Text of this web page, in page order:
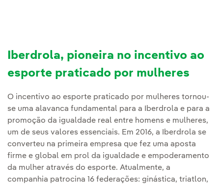
Iberdrola, pioneira no incentivo ao
esporte praticado por mulheres
O incentivo ao esporte praticado por mulheres tornou-
se uma alavanca fundamental para a Iberdrola e para a
promoção da igualdade real entre homens e mulheres,
um de seus valores essenciais. Em 2016, a Iberdrola se
converteu na primeira empresa que fez uma aposta
firme e global em prol da igualdade e empoderamento
da mulher através do esporte. Atualmente, a
companhia patrocina 16 federações: ginástica, triatlon,